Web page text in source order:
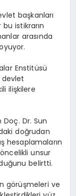
başkanları
istikrarın
arasında
Enstitüsü
devlet
ilişkilere
Dr. Sun
doğrudan
hesaplamaların
unsur
belirtti.
görüşmeleri ve